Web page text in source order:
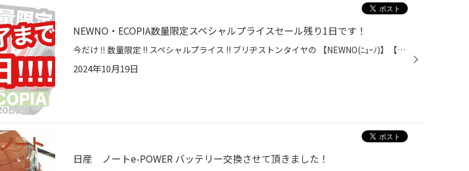
NEWNO・ECOPIA数量限定スペシャルプライスセール残り1日です！
今だけ ‼ 数量限定 !! スペシャルプライス !! ブリヂストンタイヤの 【NEWNO(ﾆｭｰﾉ)】【ECOPIA(ｴｺﾋﾟｱ)】が、いつもより お買い得に ご購入頂けます((((ｏﾉ´3｀)ﾉ♡ ■ ブリヂストン NEWNO(ﾆｭｰﾉ) 最大27％OFF ※通常店頭表示価格 ブリヂストンの従来品と比較して 雨の日の安全性能、耐摩耗性能が進化した...
2024年10月19日
日産 ノートe-POWER バッテリー交換させて頂きました！